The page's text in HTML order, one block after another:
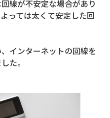
線が不安定な場合があり
っては太くて安定した回
インターネットの回線を
た。